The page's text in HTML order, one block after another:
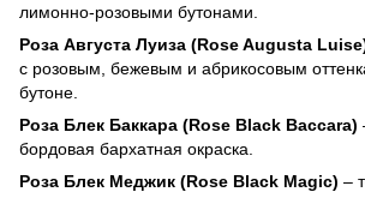
лимонно-розовыми бутонами.
Роза Августа Луиза (Rose Augusta
с розовым, бежевым и абрикосовым
бутоне.
Роза Блек Баккара (Rose Black Baccara)
бордовая бархатная окраска.
Роза Блек Меджик (Rose Black Magic) –